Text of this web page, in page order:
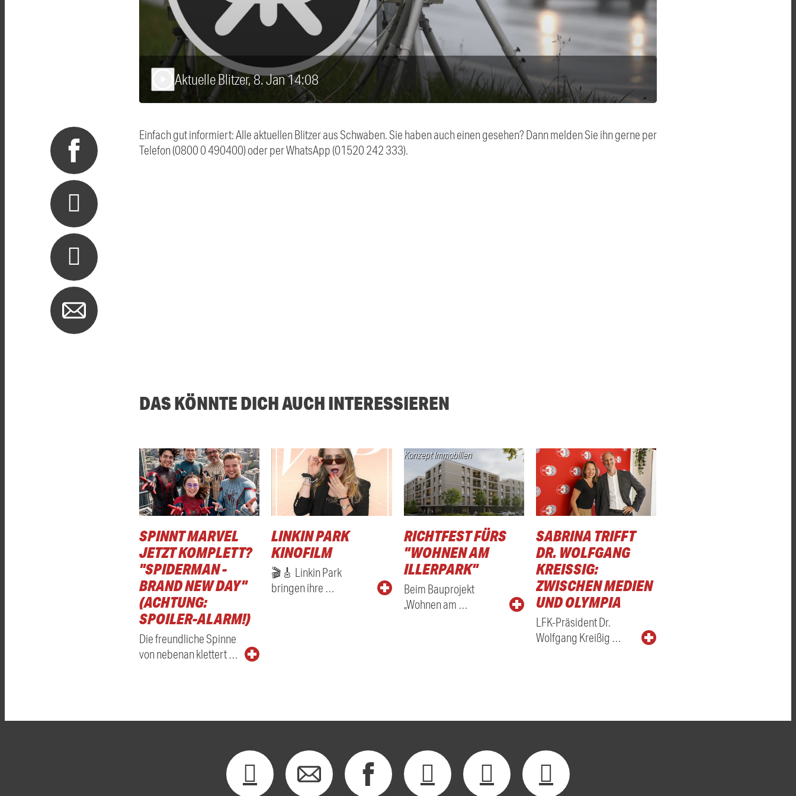
Aktuelle Blitzer, 8. Jan 14:08
Einfach gut informiert: Alle aktuellen Blitzer aus Schwaben. Sie haben auch einen gesehen? Dann melden Sie ihn gerne per
Telefon (0800 0 490400) oder per WhatsApp (01520 242 333).
DAS KÖNNTE DICH AUCH INTERESSIEREN
SPINNT MARVEL
JETZT KOMPLETT?
"SPIDERMAN -
BRAND NEW DAY"
(ACHTUNG:
SPOILER-ALARM!)
Die freundliche Spinne
von nebenan klettert …
LINKIN PARK
KINOFILM
🎬🎸 Linkin Park
bringen ihre …
Konzept Immobilien
RICHTFEST FÜRS
"WOHNEN AM
ILLERPARK"
Beim Bauprojekt
„Wohnen am …
SABRINA TRIFFT
DR. WOLFGANG
KREISSIG: Z
WISCHEN MEDIEN U
ND OLYMPIA
LFK-Präsident Dr.
Wolfgang Kreißig …